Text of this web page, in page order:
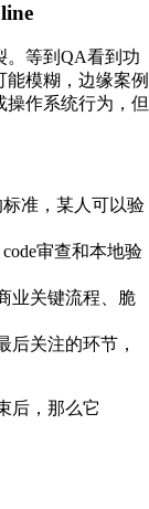
。等到QA看到功
模糊，边缘案例
作系统行为，但
准，某人可以验
审查和本地验
业关键流程、脆
后关注的环节，
后，那么它